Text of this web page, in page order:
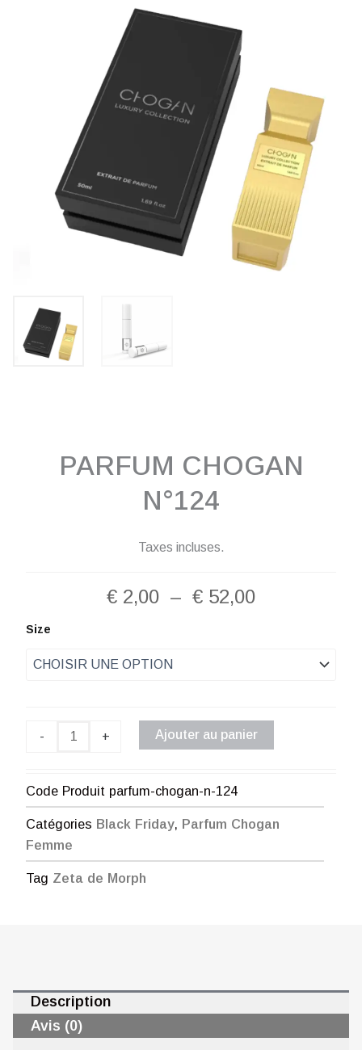
PARFUM CHOGAN
N°124
Taxes incluses.
€ 2,00 – € 52,00Plage
à
€ 52,00
Size
-
quantité
Chogan
+ Ajouter au panier
Code Produit parfum-chogan-n-124
Catégories Black Friday, Parfum Chogan
Femme
Tag Zeta de Morph
Description
Avis (0)